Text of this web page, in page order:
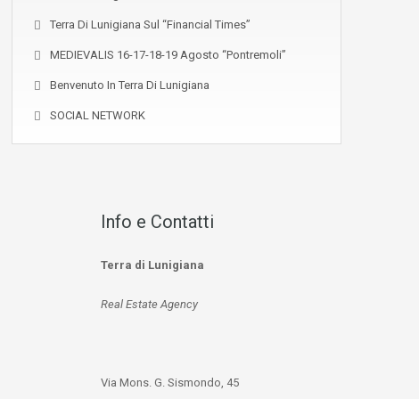
Terra Di Lunigiana Sul “Financial Times”
MEDIEVALIS 16-17-18-19 Agosto “Pontremoli”
Benvenuto In Terra Di Lunigiana
SOCIAL NETWORK
Info e Contatti
Terra di Lunigiana
Real Estate Agency
Via Mons. G. Sismondo, 45